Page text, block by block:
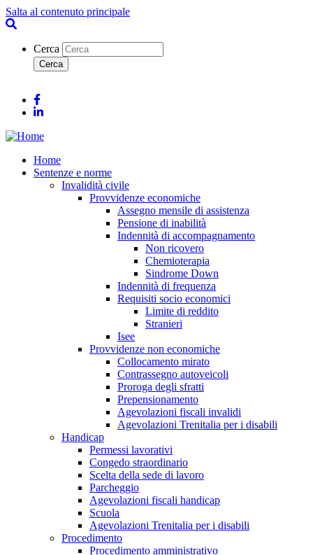
Salta al contenuto principale
Cerca
Facebook
Linkedin
Home
Sentenze e norme
Invalidità civile
Provvidenze economiche
Assegno mensile di assistenza
Pensione di inabilità
Indennità di accompagnamento
Non ricovero
Chemioterapia
Sindrome Down
Indennità di frequenza
Requisiti socio economici
Limite di reddito
Stranieri
Isee
Provvidenze non economiche
Collocamento mirato
Contrassegno autoveicoli
Proroga degli sfratti
Prepensionamento
Agevolazioni fiscali invalidi
Agevolazioni Trenitalia per i disabili
Handicap
Permessi lavorativi
Congedo straordinario
Scelta della sede di lavoro
Parcheggio
Agevolazioni fiscali handicap
Scuola
Agevolazioni Trenitalia per i disabili
Procedimento
Procedimento amministrativo